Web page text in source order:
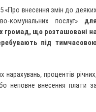
«Про внесення змін до деяких
комунальних послуг» для
громад, що розташовані
під тимчасовою
нарахувань, процентів річних,
неповне внесення плати